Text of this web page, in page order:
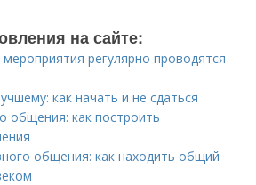
на сайте:
регулярно проводятся
как начать и не сдаться
общения: как построить
общения: как находить общий